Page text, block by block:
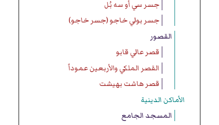
جسر سي أو سه بُل
جسر بولي خاجو (جسر خاجو)
القصور
قصر عالي قابو
القصر الملكي والأربعين عموداً
قصر هاشت بهيشت
الأماكن الدينية
المسجد الجامع